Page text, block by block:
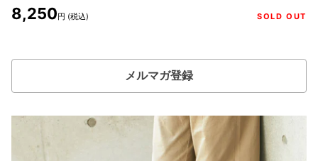
8,250円 (税込) SOLD OUT
メルマガ登録